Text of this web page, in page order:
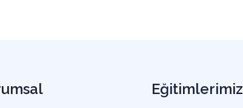
Eğitimlerimiz